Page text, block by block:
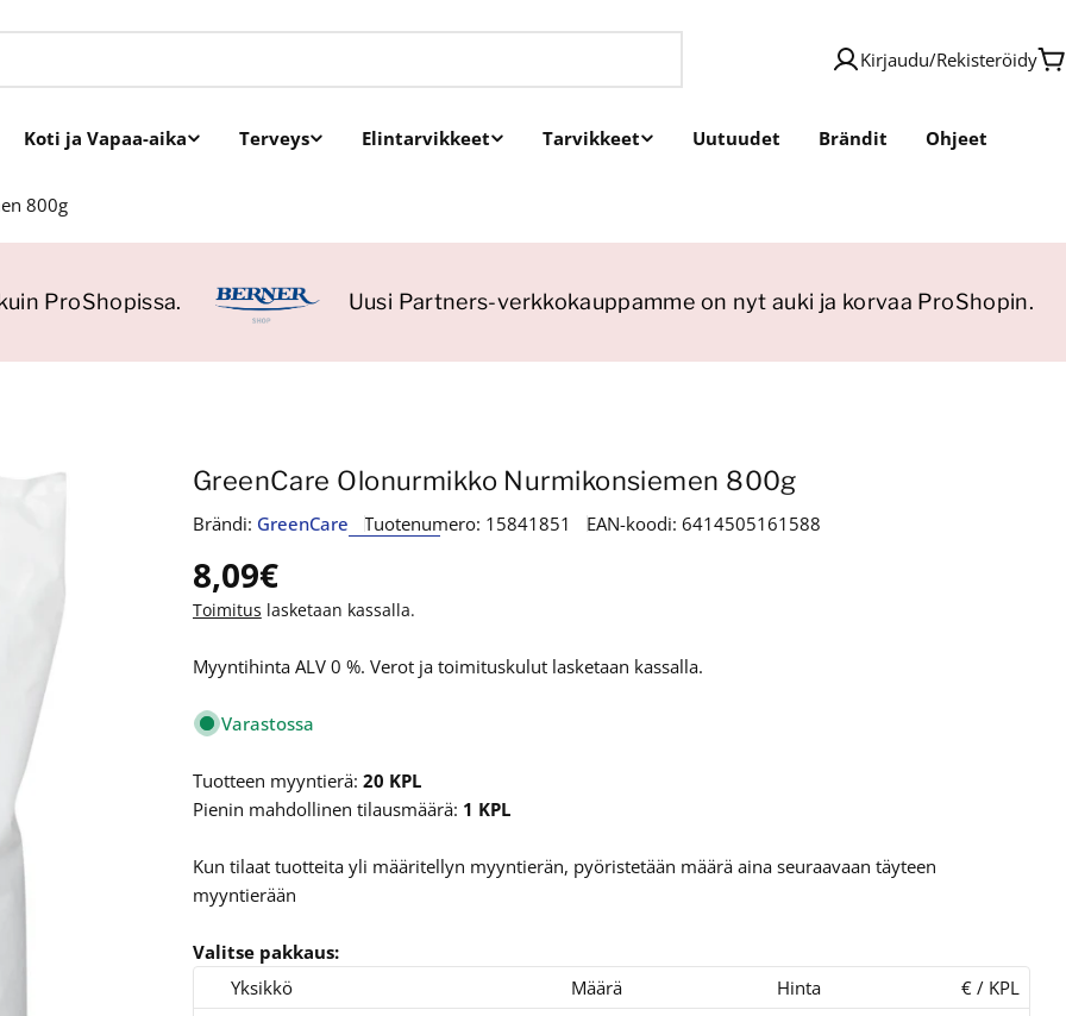
Kirjaudu/Rekisteröidy
Koti ja Vapaa-aika Terveys Elintarvikkeet Tarvikkeet Uutuudet Brändit Ohjeet
800g
ProShopissa. Uusi Partners-verkkokauppamme on nyt auki ja korvaa ProShopin.
GreenCare Olonurmikko Nurmikonsiemen 800g
Brändi: GreenCare Tuotenumero: 15841851 EAN-koodi: 6414505161588
Normaalihinta
8,09€
Toimitus lasketaan kassalla.
Myyntihinta ALV 0 %. Verot ja toimituskulut lasketaan kassalla.
Varastossa
Tuotteen myyntierä: 20 KPL
Pienin mahdollinen tilausmäärä: 1 KPL
Kun tilaat tuotteita yli määritellyn myyntierän, pyöristetään määrä aina seuraavaan täyteen
myyntierään
Valitse pakkaus:
Yksikkö
Määrä Hinta
€ / KPL